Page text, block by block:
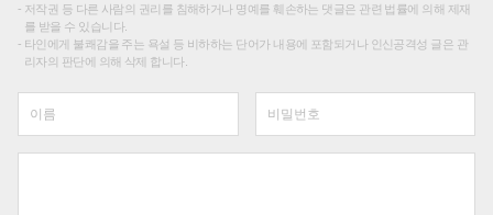
저작권 등 다른 사람의 권리를 침해하거나 명예를 훼손하는 댓글은 관련 법률에 의해 제재
를 받을 수 있습니다.
타인에게 불쾌감을 주는 욕설 등 비하하는 단어가 내용에 포함되거나 인신공격성 글은 관
리자의 판단에 의해 삭제 합니다.